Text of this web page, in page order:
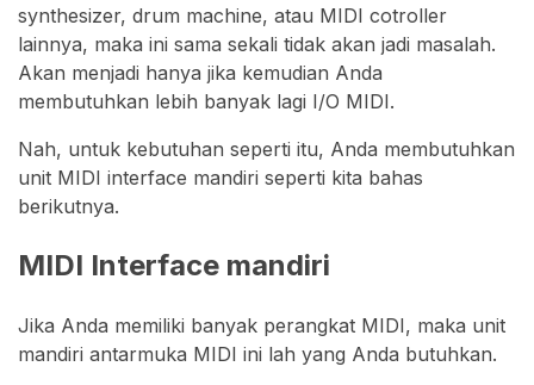
synthesizer, drum machine, atau MIDI cotroller
lainnya, maka ini sama sekali tidak akan jadi masalah.
Akan menjadi hanya jika kemudian Anda
membutuhkan lebih banyak lagi I/O MIDI.
Nah, untuk kebutuhan seperti itu, Anda membutuhkan
unit MIDI interface mandiri seperti kita bahas
berikutnya.
MIDI Interface mandiri
Jika Anda memiliki banyak perangkat MIDI, maka unit
mandiri antarmuka MIDI ini lah yang Anda butuhkan.